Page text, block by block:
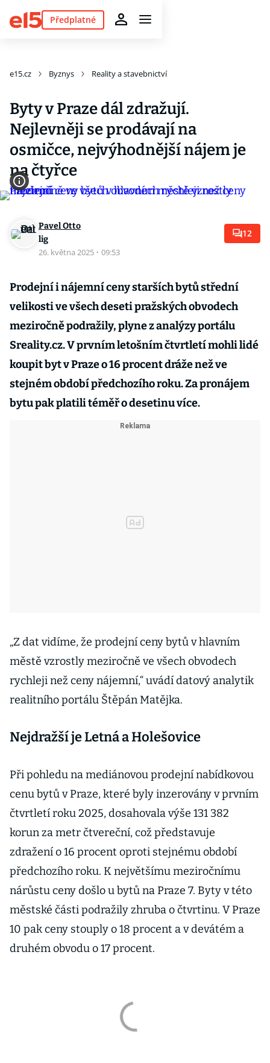
Předplatné
e15.cz Byznys Reality a stavebnictví
Byty v Praze dál zdražují.
Nejlevněji se prodávají na
osmičce, nejvýhodnější nájem je
na čtyřce
Pavel Otto
lig
26. května 2025 · 09:53
12
Prodejní i nájemní ceny starších bytů střední
velikosti ve všech deseti pražských obvodech
meziročně podražily, plyne z analýzy portálu
Sreality.cz. V prvním letošním čtvrtletí mohli lidé
koupit byt v Praze o 16 procent dráže než ve
stejném období předchozího roku. Za pronájem
bytu pak platili téměř o desetinu více.
„Z dat vidíme, že prodejní ceny bytů v hlavním
městě vzrostly meziročně ve všech obvodech
rychleji než ceny nájemní,“ uvádí datový analytik
realitního portálu Štěpán Matějka.
Nejdražší je Letná a Holešovice
Při pohledu na mediánovou prodejní nabídkovou
cenu bytů v Praze, které byly inzerovány v prvním
čtvrtletí roku 2025, dosahovala výše 131 382
korun za metr čtvereční, což představuje
zdražení o 16 procent oproti stejnému období
předchozího roku. K největšímu meziročnímu
nárůstu ceny došlo u bytů na Praze 7. Byty v této
městské části podražily zhruba o čtvrtinu. V Praze
10 pak ceny stouply o 18 procent a v devátém a
druhém obvodu o 17 procent.